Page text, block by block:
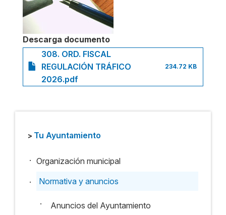
Descarga documento
308. ORD. FISCAL
REGULACIÓN TRÁFICO
2026.pdf
234.72 KB
> Tu Ayuntamiento
. Organización municipal
.
Normativa y anuncios
·
Anuncios del Ayuntamiento